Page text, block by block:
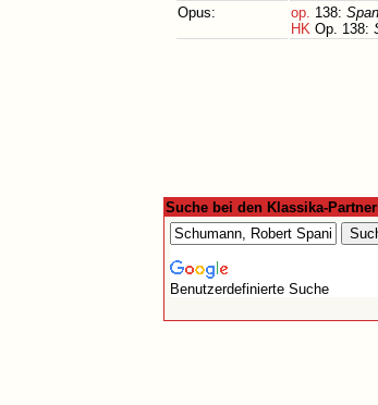
Opus:
op. 138:
HK Op. 138:
Suche bei den Klassika-
Benutzerdefinierte Suche